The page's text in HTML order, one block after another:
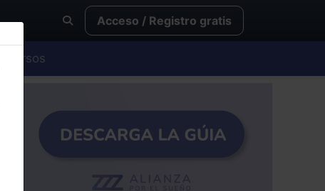
Acceso / Registro gratis
Cursos